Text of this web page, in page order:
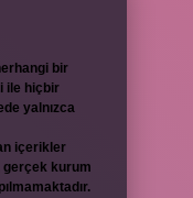
bir
ile hiçbir
yalnızca
içerikler
gerçek kurum